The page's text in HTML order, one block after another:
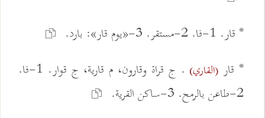
* قار. 1-فا. 2-مستقر. 3-«يوم قار»: بارد.
* قار (القاري)
. ج قراة وقارون، م قارية، ج قوار. 1-فا.
2-طاعن بالرمح. 3-ساكن القرية.